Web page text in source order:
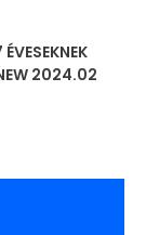
2024.02